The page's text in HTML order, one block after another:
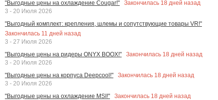
"Выгодные цены на охлаждение Cougar!"
Закончилась 18 дней назад
3 - 20 Июля 2026
"Выгодный комплект: крепления, шлемы и сопутствующие товары VR!"
Закончилась 11 дней назад
3 - 27 Июля 2026
"Выгодные цены на ридеры ONYX BOOX!"
Закончилась 18 дней назад
3 - 20 Июля 2026
"Выгодные цены на корпуса Deepcool!"
Закончилась 18 дней назад
3 - 20 Июля 2026
"Выгодные цены на охлаждение MSI!"
Закончилась 18 дней назад